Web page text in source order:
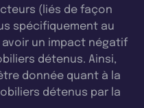
(liés de façon
spécifiquement au
un impact négatif
détenus. Ainsi,
donnée quant à la
détenus par la